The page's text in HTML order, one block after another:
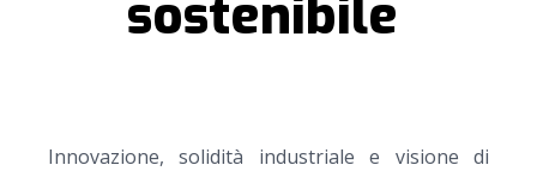
sostenibile
Innovazione, solidità industriale e visione di